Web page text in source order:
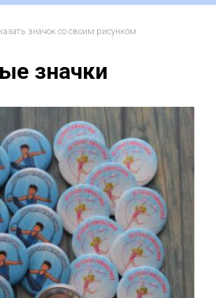
значок со своим рисунком
значки